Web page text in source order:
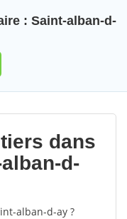
: Saint-alban-d-
dans
d-
alban-d-ay ?